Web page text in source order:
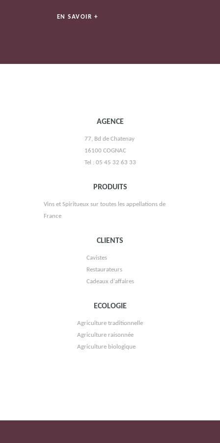
EN SAVOIR +
AGENCE
77, Bd de Chatenay
16100 COGNAC
Tel : 05 45 32 63 33
PRODUITS
Vins et Spiritueux sur toutes les appellations de
France
CLIENTS
Cavistes
Restaurateurs
Cadeaux d'affaires
ECOLOGIE
Agriculture traditionnelle
Agriculture raisonnée
Agriculture biologique